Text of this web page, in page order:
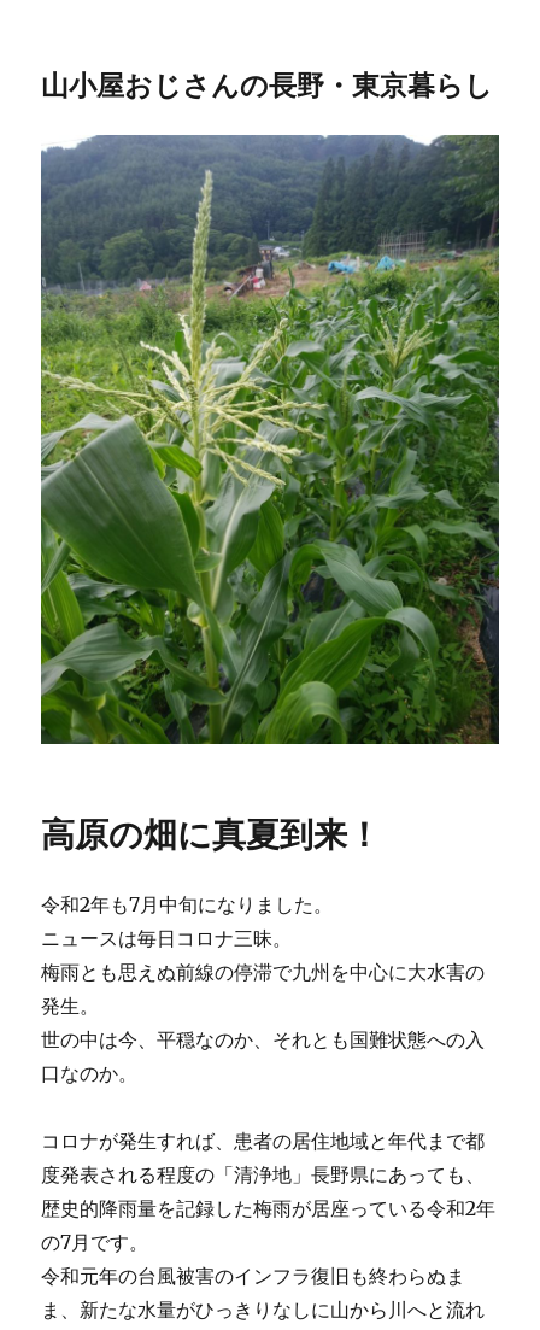
山小屋おじさんの長野・東京暮らし
高原の畑に真夏到来！
令和2年も7月中旬になりました。
ニュースは毎日コロナ三昧。
梅雨とも思えぬ前線の停滞で九州を中心に大水害の
発生。
世の中は今、平穏なのか、それとも国難状態への入
口なのか。
コロナが発生すれば、患者の居住地域と年代まで都
度発表される程度の「清浄地」長野県にあっても、
歴史的降雨量を記録した梅雨が居座っている令和2年
の7月です。
令和元年の台風被害のインフラ復旧も終わらぬま
ま、新たな水量がひっきりなしに山から川へと流れ